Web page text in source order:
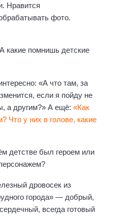
Нравится
фото.
какие помнишь детские
«А что там, за
если я пойду не
а другим?» А ещё: «Как
Что у них в голове, какие
детстве был героем или
дровосек из
города» — добрый,
всегда готовый